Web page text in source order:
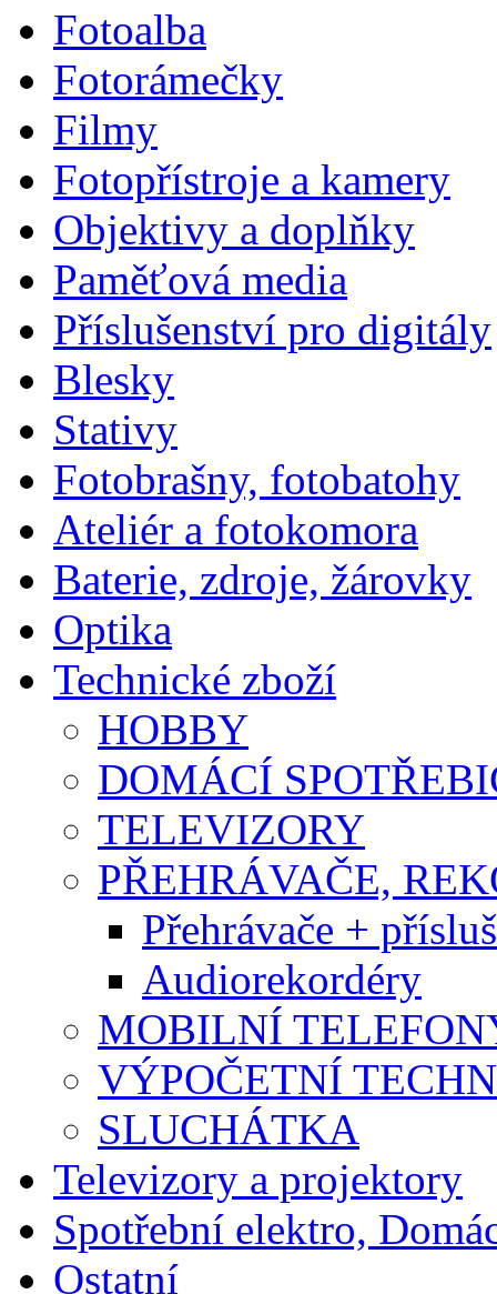
Fotoalba
Fotorámečky
Filmy
Fotopřístroje a kamery
Objektivy a doplňky
Paměťová media
Příslušenství pro digitály
Blesky
Stativy
Fotobrašny, fotobatohy
Ateliér a fotokomora
Baterie, zdroje, žárovky
Optika
Technické zboží
HOBBY
DOMÁCÍ
TELEVIZORY
PŘEHRÁVAČE,
Přehrávače +
Audiorekordéry
MOBILNÍ
VÝPOČETNÍ
SLUCHÁTKA
Televizory a projektory
Spotřební elektro,
Ostatní